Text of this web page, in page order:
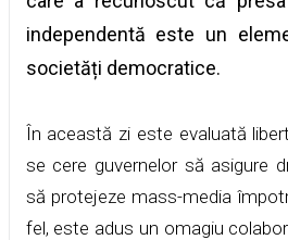
independentă este un
societăți democratice.
În această zi este evaluată
se cere guvernelor să asigure
să protejeze mass-media
fel, este adus un omagiu